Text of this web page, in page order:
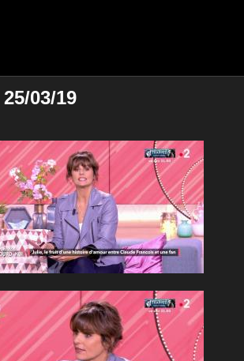
03/19